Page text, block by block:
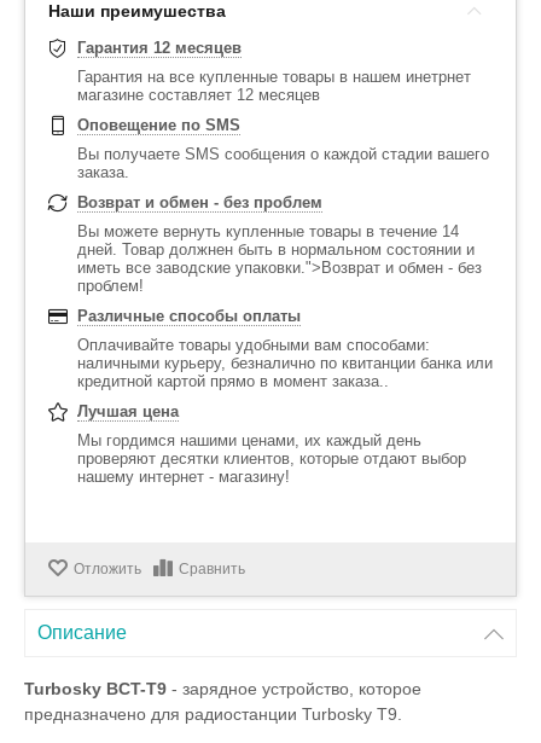
Наши преимушества
Гарантия 12 месяцев
Гарантия на все купленные товары в нашем инетрнет
магазине составляет 12 месяцев
Оповещение по SMS
Вы получаете SMS сообщения о каждой стадии вашего
заказа.
Возврат и обмен - без проблем
Вы можете вернуть купленные товары в течение 14
дней. Товар должнен быть в нормальном состоянии и
иметь все заводские упаковки.">Возврат и обмен - без
проблем!
Различные способы оплаты
Оплачивайте товары удобными вам способами:
наличными курьеру, безналично по квитанции банка или
кредитной картой прямо в момент заказа..
Лучшая цена
Мы гордимся нашими ценами, их каждый день
проверяют десятки клиентов, которые отдают выбор
нашему интернет - магазину!
Отложить Сравнить
Описание
Turbosky BCT-T9 - зарядное устройство, которое
предназначено для радиостанции Turbosky T9.